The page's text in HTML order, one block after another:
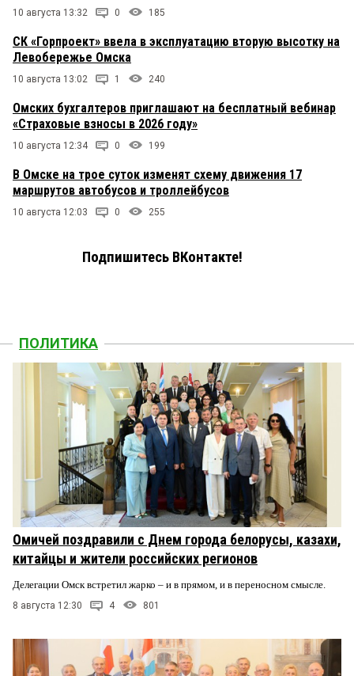
10 августа 13:32 0 185
СК «Горпроект» ввела в эксплуатацию вторую высотку на
Левобережье Омска
10 августа 13:02 1 240
Омских бухгалтеров приглашают на бесплатный вебинар
«Страховые взносы в 2026 году»
10 августа 12:34 0 199
В Омске на трое суток изменят схему движения 17
маршрутов автобусов и троллейбусов
10 августа 12:03 0 255
Подпишитесь ВКонтакте!
ПОЛИТИКА
Омичей поздравили с Днем города белорусы, казахи,
китайцы и жители российских регионов
Делегации Омск встретил жарко – и в прямом, и в переносном смысле.
8 августа 12:30 4 801